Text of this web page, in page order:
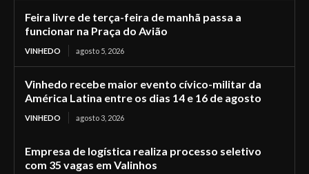
Feira livre de terça-feira de manhã passa a
funcionar na Praça do Avião
VINHEDO agosto 5, 2026
Vinhedo recebe maior evento cívico-militar da
América Latina entre os dias 14 e 16 de agosto
VINHEDO agosto 3, 2026
Empresa de logística realiza processo seletivo
com 35 vagas em Valinhos